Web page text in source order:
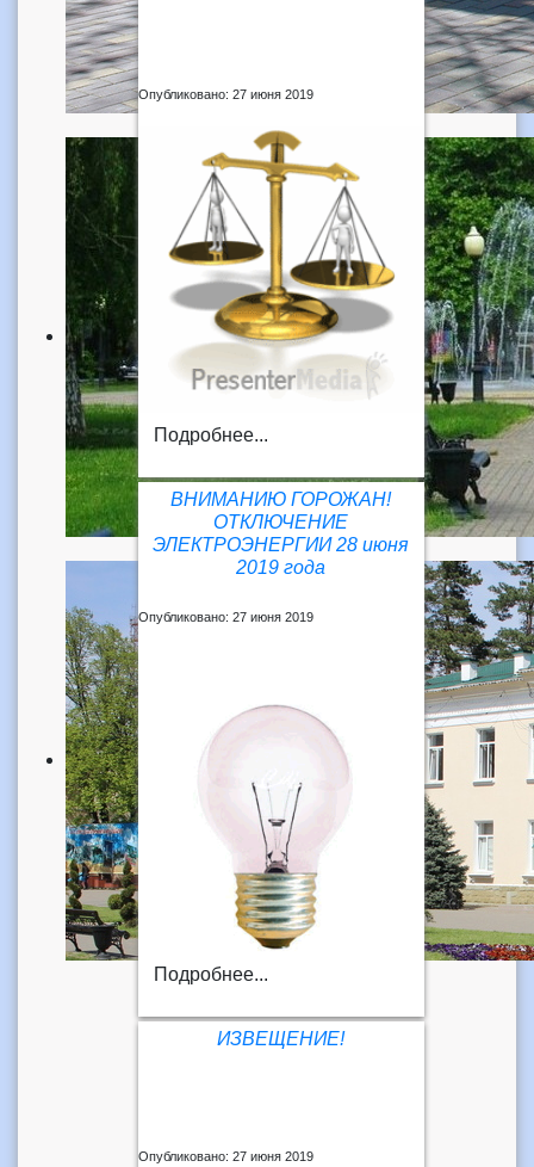
Опубликовано: 27 июня 2019
Подробнее...
ВНИМАНИЮ ГОРОЖАН!
ОТКЛЮЧЕНИЕ
ЭЛЕКТРОЭНЕРГИИ 28 июня
2019 года
Опубликовано: 27 июня 2019
Подробнее...
ИЗВЕЩЕНИЕ!
Опубликовано: 27 июня 2019